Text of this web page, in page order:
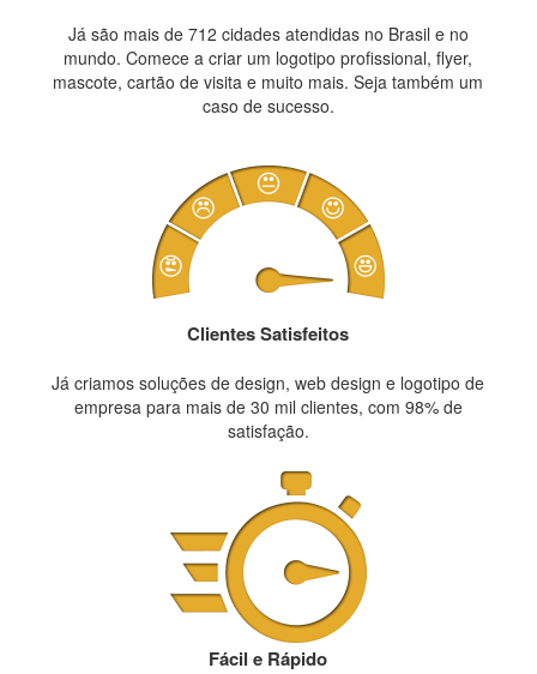
Já são mais de 712 cidades atendidas no Brasil e no
mundo. Comece a criar um logotipo profissional, flyer,
mascote, cartão de visita e muito mais. Seja também um
caso de sucesso.
Clientes Satisfeitos
Já criamos soluções de design, web design e logotipo de
empresa para mais de 30 mil clientes, com 98% de
satisfação.
Fácil e Rápido